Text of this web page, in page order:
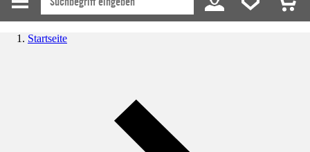
Startseite